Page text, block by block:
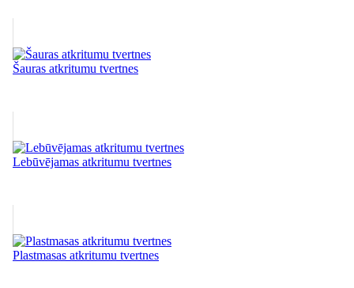
Šauras atkritumu tvertnes
Lebūvējamas atkritumu tvertnes
Plastmasas atkritumu tvertnes